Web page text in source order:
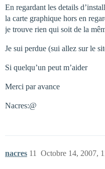
En regardant les details
la carte graphique hors en
je trouve rien qui soit de la
Je sui perdue (sui allez sur le
Si quelqu’un peut m’aider
Merci par avance
Nacres:@
nacres Octobre 14, 2007,
11